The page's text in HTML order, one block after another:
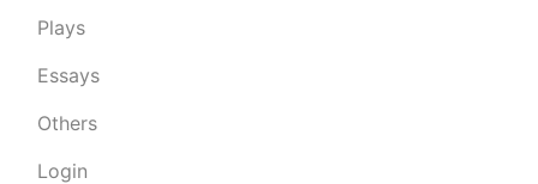
Plays
Essays
Others
Login